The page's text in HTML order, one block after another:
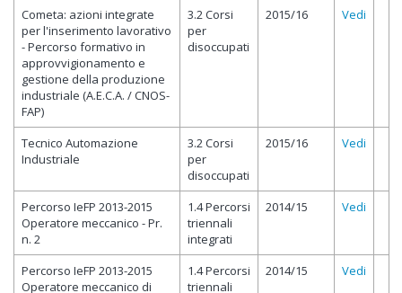
Cometa: azioni integrate
per l'inserimento lavorativo
- Percorso formativo in
approvvigionamento e
gestione della produzione
industriale (A.E.C.A. / CNOS-
FAP)
3.2 Corsi
per
disoccupati
2015/16 Vedi
Tecnico Automazione
Industriale
3.2 Corsi
per
disoccupati
2015/16 Vedi
Percorso IeFP 2013-2015
Operatore meccanico - Pr.
n. 2
1.4 Percorsi
triennali
integrati
2014/15 Vedi
Percorso IeFP 2013-2015
Operatore meccanico di
1.4 Percorsi
triennali
2014/15 Vedi